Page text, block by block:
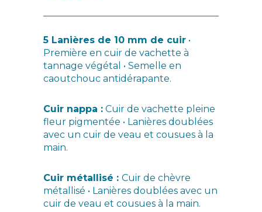
5 Lanières de 10 mm de cuir •
Première en cuir de vachette à
tannage végétal • Semelle en
caoutchouc antidérapante.
Cuir nappa : Cuir de vachette pleine
fleur pigmentée • Lanières doublées
avec un cuir de veau et cousues à la
main.
Cuir métallisé : Cuir de chèvre
métallisé • Lanières doublées avec un
cuir de veau et cousues à la main.